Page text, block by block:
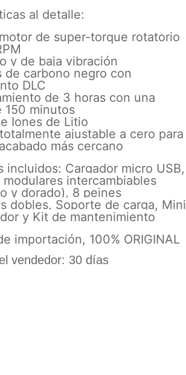
al detalle:
de super-torque rotatorio
y de baja vibración
de carbono negro con
DLC
de 3 horas con una
150 minutos
Iones de Litio
ajustable a cero para
más cercano
incluidos: Cargador micro USB,
modulares intercambiables
y dorado), 8 peines
dobles, Soporte de carga, Mini
y Kit de mantenimiento
importación, 100% ORIGINAL
vendedor: 30 días